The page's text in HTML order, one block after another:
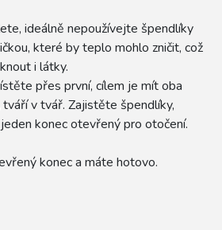
ideálně nepoužívejte špendlíky
které by teplo mohlo zničit, což
i látky.
přes první, cílem je mít oba
v tvář. Zajistěte špendlíky,
konec otevřený pro otočení.
konec a máte hotovo.